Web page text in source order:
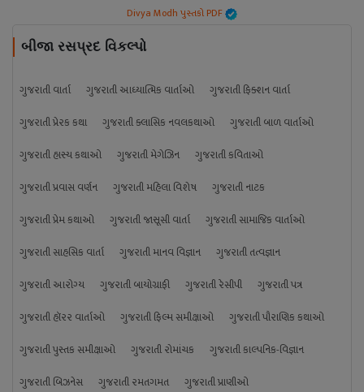
Divya Modh પુસ્તકો PDF
બીજા રસપ્રદ વિકલ્પો
ગુજરાતી વાર્તા ગુજરાતી આધ્યાત્મિક વાર્તાઓ
ગુજરાતી ફિક્શન વાર્તા
ગુજરાતી પ્રેરક કથા
ગુજરાતી ક્લાસિક નવલકથાઓ
ગુજરાતી બાળ વાર્તાઓ
ગુજરાતી હાસ્ય કથાઓ
ગુજરાતી મેગેઝિન
ગુજરાતી કવિતાઓ
ગુજરાતી પ્રવાસ વર્ણન
ગુજરાતી મહિલા વિશેષ
ગુજરાતી નાટક
ગુજરાતી પ્રેમ કથાઓ
ગુજરાતી જાસૂસી વાર્તા
ગુજરાતી સામાજિક વાર્તાઓ
ગુજરાતી સાહસિક વાર્તા
ગુજરાતી માનવ વિજ્ઞાન
ગુજરાતી તત્વજ્ઞાન
ગુજરાતી આરોગ્ય
ગુજરાતી બાયોગ્રાફી ગુજરાતી રેસીપી
ગુજરાતી પત્ર
ગુજરાતી હૉરર વાર્તાઓ
ગુજરાતી ફિલ્મ સમીક્ષાઓ
ગુજરાતી પૌરાણિક કથાઓ
ગુજરાતી પુસ્તક સમીક્ષાઓ
ગુજરાતી રોમાંચક
ગુજરાતી કાલ્પનિક-વિજ્ઞાન
ગુજરાતી બિઝનેસ
ગુજરાતી રમતગમત
ગુજરાતી પ્રાણીઓ